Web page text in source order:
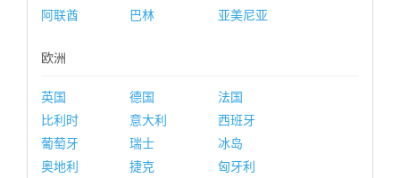
阿联酋
巴林 亚美尼亚
欧洲
英国 德国
法国
比利时
意大利
西班牙
葡萄牙
瑞士
冰岛
奥地利
捷克
匈牙利